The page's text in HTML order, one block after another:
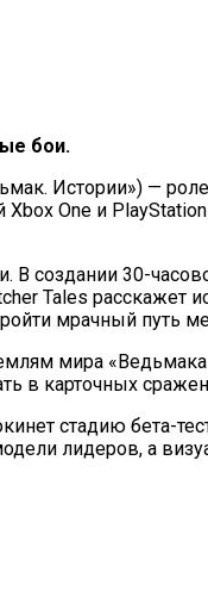
Економічних Героїв
бои.
Истории») —
One и
В создании 30-
Tales
мрачный путь
мира
в карточных
стадию бета-
лидеров, а